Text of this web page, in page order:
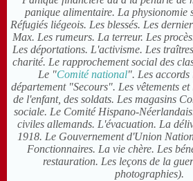
panique alimentaire. La physionomie
Réfugiés liégeois. Les blessés. Les
Max. Les rumeurs. La terreur. Les
Les déportations. L'activisme. Les
charité. Le rapprochement social des
Le "Comité national". Les
département "Secours". Les vêtements
de l'enfant, des soldats. Les magasins
sociale. Le Comité Hispano-
civiles allemands. L'évacuation. La
1918. Le Gouvernement d'Union
Fonctionnaires. La vie chère. Les
restauration. Les leçons de la
photographies).